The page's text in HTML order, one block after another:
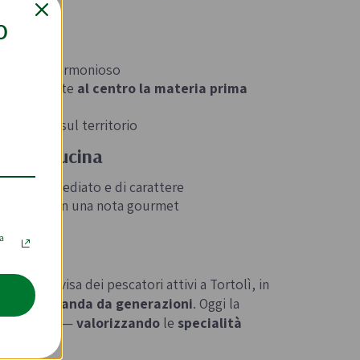
ma armonioso
che mette al centro la materia prima
ittica sul territorio
in cucina
immediato e di carattere
piatti con una nota gourmet
condivisa dei pescatori attivi a Tortolì, in
si tramanda da generazioni. Oggi la
—valorizzando le specialità